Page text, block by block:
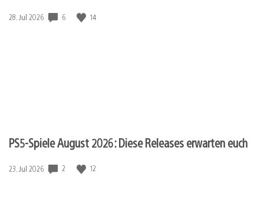
Veröffentlichungsdatum:
28. Jul 2026 6 14
PS5-Spiele August 2026: Diese Releases erwarten euch
Veröffentlichungsdatum:
23. Jul 2026 2 12